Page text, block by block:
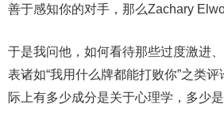
善于感知你的对手，那么Zachary
于是我问他，如何看待那些过度激进
表诸如“我用什么牌都能打败你”之类
际上有多少成分是关于心理学，多少是